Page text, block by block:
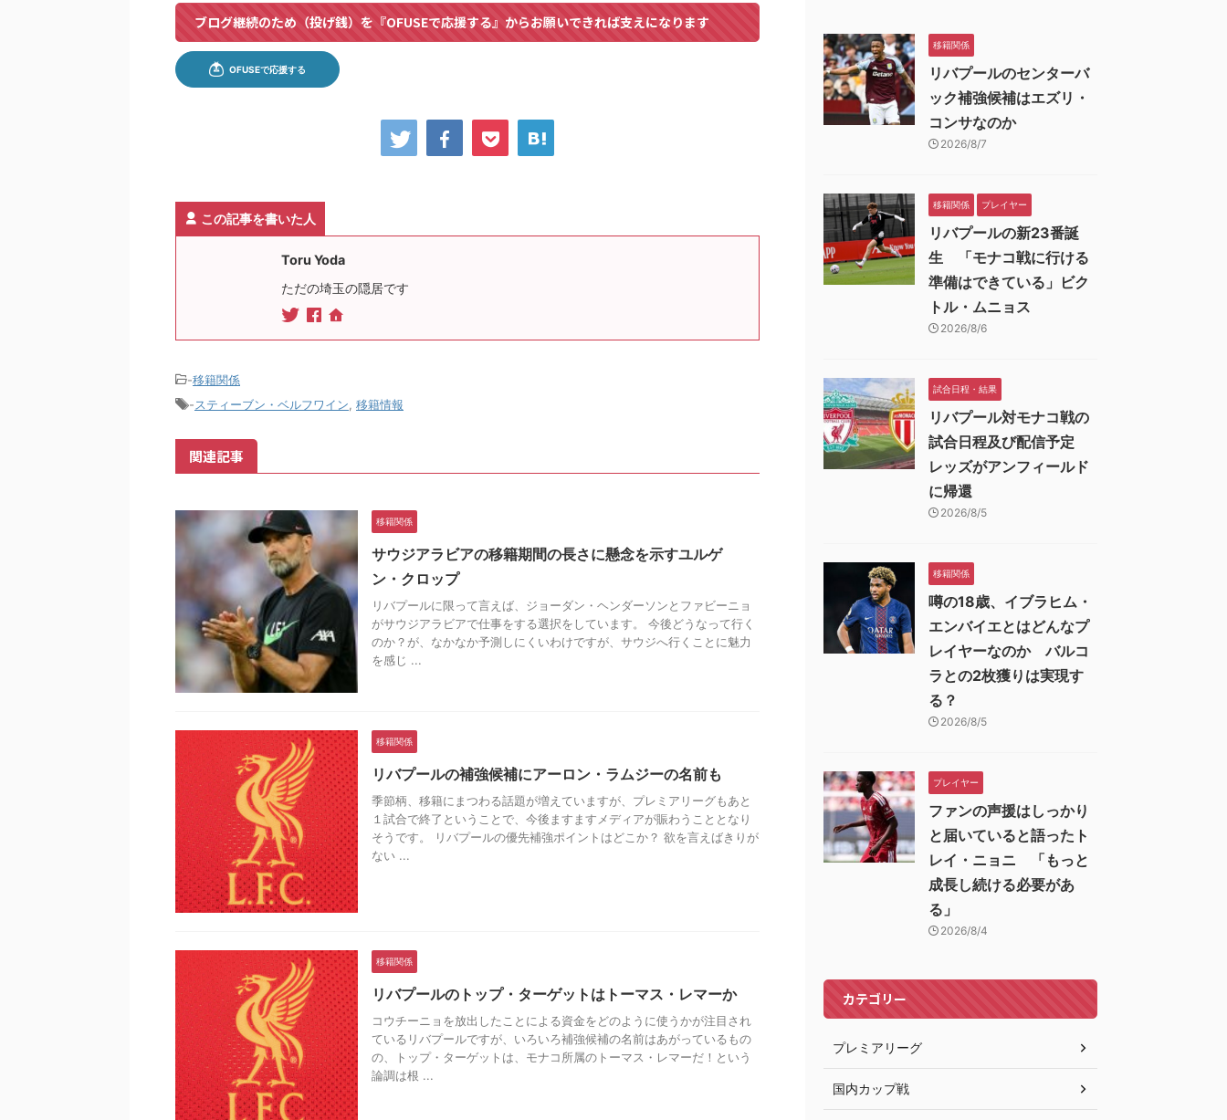
ブログ継続のため（投げ銭）を『OFUSEで応援する』からお願いできれば支えになります
この記事を書いた人
Toru Yoda
ただの埼玉の隠居です
-移籍関係
-スティーブン・ベルフワイン 移籍情報
関連記事
移籍関係
サウジアラビアの移籍期間の長さに懸念を示すユルゲ
ン・クロップ
リバプールに限って言えば、ジョーダン・ヘンダーソンとファビーニョ
がサウジアラビアで仕事をする選択をしています。 今後どうなって行く
のか？が、なかなか予測しにくいわけですが、サウジへ行くことに魅力
を感じ ...
移籍関係
リバプールの補強候補にアーロン・ラムジーの名前も
季節柄、移籍にまつわる話題が増えていますが、プレミアリーグもあと
１試合で終了ということで、今後ますますメディアが賑わうこととなり
そうです。 リバプールの優先補強ポイントはどこか？ 欲を言えばきりが
ない ...
移籍関係
リバプールのトップ・ターゲットはトーマス・レマーか
コウチーニョを放出したことによる資金をどのように使うかが注目され
ているリバプールですが、いろいろ補強候補の名前はあがっているもの
の、トップ・ターゲットは、モナコ所属のトーマス・レマーだ！という
論調は根 ...
移籍関係
リバプールのセンターバ
ック補強候補はエズリ・
コンサなのか
2026/8/7
移籍関係 プレイヤー
リバプールの新23番誕
生 「モナコ戦に行ける
準備はできている」ビク
トル・ムニョス
2026/8/6
試合日程・結果
リバプール対モナコ戦の
試合日程及び配信予定
レッズがアンフィールド
に帰還
2026/8/5
移籍関係
噂の18歳、イブラヒム・
エンバイエとはどんなプ
レイヤーなのか バルコ
ラとの2枚獲りは実現す
る？
2026/8/5
プレイヤー
ファンの声援はしっかり
と届いていると語ったト
レイ・ニョニ 「もっと
成長し続ける必要があ
る」
2026/8/4
カテゴリー
プレミアリーグ
国内カップ戦